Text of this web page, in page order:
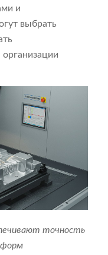
и
выбрать
точность
форм